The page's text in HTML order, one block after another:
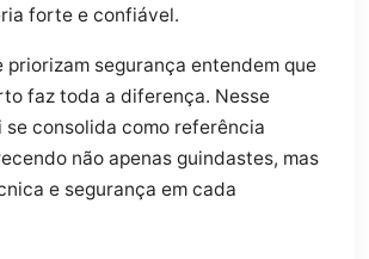
forte e confiável.
priorizam segurança entendem que
faz toda a diferença. Nesse
se consolida como referência
não apenas guindastes, mas
e segurança em cada